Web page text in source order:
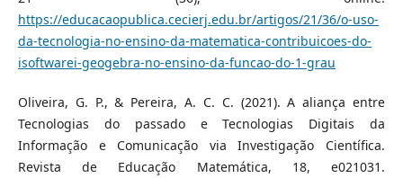
https://educacaopublica.cecierj.edu.br/artigos/21/36/o-uso-
da-tecnologia-no-ensino-da-matematica-contribuicoes-do-
isoftwarei-geogebra-no-ensino-da-funcao-do-1-grau
Oliveira, G. P., & Pereira, A. C. C. (2021). A aliança entre
Tecnologias do passado e Tecnologias Digitais da
Informação e Comunicação via Investigação Científica.
Revista de Educação Matemática, 18, e021031.